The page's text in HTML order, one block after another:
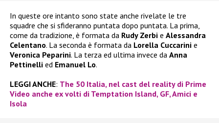
In queste ore intanto sono state anche rivelate le tre
squadre che si sfideranno puntata dopo puntata. La prima,
come da tradizione, è formata da Rudy Zerbi e Alessandra
Celentano. La seconda è formata da Lorella Cuccarini e
Veronica Peparini. La terza ed ultima invece da Anna
Pettinelli ed Emanuel Lo.
LEGGI ANCHE: The 50 Italia, nel cast del reality di Prime
Video anche ex volti di Temptation Island, GF, Amici e
Isola